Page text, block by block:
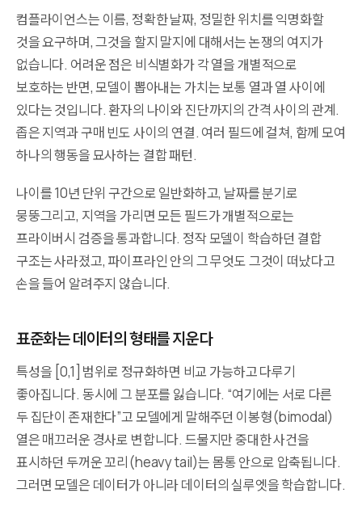
컴플라이언스는 이름, 정확한 날짜, 정밀한 위치를 익명화할
것을 요구하며, 그것을 할지 말지에 대해서는 논쟁의 여지가
없습니다. 어려운 점은 비식별화가 각 열을 개별적으로
보호하는 반면, 모델이 뽑아내는 가치는 보통 열과 열 사이에
있다는 것입니다. 환자의 나이와 진단까지의 간격 사이의 관계.
좁은 지역과 구매 빈도 사이의 연결. 여러 필드에 걸쳐, 함께 모여
하나의 행동을 묘사하는 결합 패턴.
나이를 10년 단위 구간으로 일반화하고, 날짜를 분기로
뭉뚱그리고, 지역을 가리면 모든 필드가 개별적으로는
프라이버시 검증을 통과합니다. 정작 모델이 학습하던 결합
구조는 사라졌고, 파이프라인 안의 그 무엇도 그것이 떠났다고
손을 들어 알려주지 않습니다.
표준화는 데이터의 형태를 지운다
특성을 [0,1] 범위로 정규화하면 비교 가능하고 다루기
좋아집니다. 동시에 그 분포를 잃습니다. “여기에는 서로 다른
두 집단이 존재한다”고 모델에게 말해주던 이봉형(bimodal)
열은 매끄러운 경사로 변합니다. 드물지만 중대한 사건을
표시하던 두꺼운 꼬리(heavy tail)는 몸통 안으로 압축됩니다.
그러면 모델은 데이터가 아니라 데이터의 실루엣을 학습합니다.